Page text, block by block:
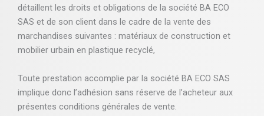
détaillent les droits et obligations de la société BA ECO
SAS et de son client dans le cadre de la vente des
marchandises suivantes : matériaux de construction et
mobilier urbain en plastique recyclé,
Toute prestation accomplie par la société BA ECO SAS
implique donc l’adhésion sans réserve de l’acheteur aux
présentes conditions générales de vente.